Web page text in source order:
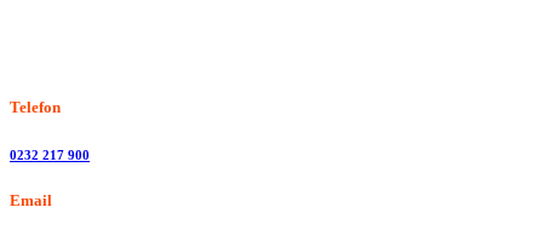
Telefon
0232 217 900
Email